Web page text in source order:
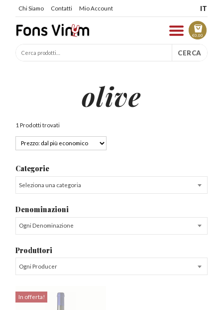
Chi Siamo Contatti Mio Account IT
€0.00
CERCA
olive
1 Prodotti trovati
Categorie
Seleziona una categoria
Denominazioni
Ogni Denominazione
Produttori
Ogni Producer
In offerta!